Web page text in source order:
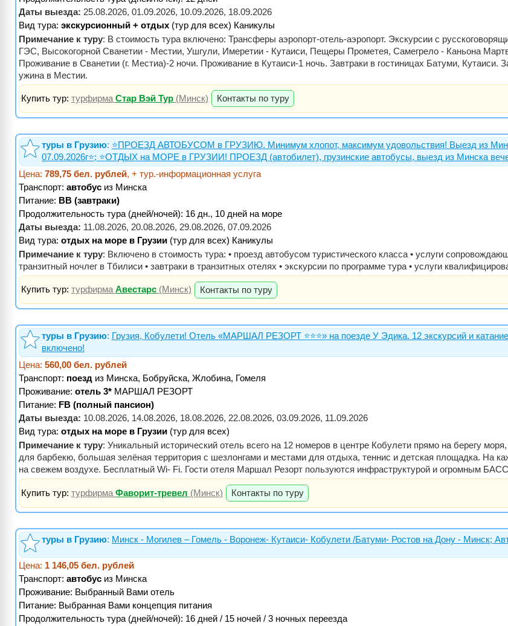
Даты выезда: 25.08.2026, 01.09.2026, 10.09.2026, 18.09.2026
Вид тура: экскурсионный + отдых (тур для всех) Каникулы
Примечание к туру: В стоимость тура включено: Трансферы аэропорт-отель-аэропорт. Экскурсии с
ГЭС, Высокогорной Сванетии - Местии, Ушгули, Имеретии - Кутаиси, Пещеры Прометея, Самегрело - Каньона
Проживание в Сванетии (г. Местиа)-2 ночи. Проживание в Кутаиси-1 ночь. Завтраки в гостиницах Батуми, Кутаиси.
ужина в Местии.
Купить тур: турфирмаСтар Вэй Тур(Минск) Контакты по туру
туры в Грузию: ⭐️ПРОЕЗД АВТОБУСОМ в ГРУЗИЮ. Минимум хлопот, максимум удовольствия! Выезд из
07.09.2026г⭐️; ⭐️ОТДЫХ на МОРЕ в ГРУЗИИ! ПРОЕЗД (автобилет), грузинские автобусы, выезд из Минска
Цена: 789,75 бел. рублей, + тур.-информационная услуга
Транспорт: автобус из Минска
Питание: BB (завтраки)
Продолжительность тура (дней/ночей): 16 дн., 10 дней на море
Даты выезда: 11.08.2026, 20.08.2026, 29.08.2026, 07.09.2026
Вид тура: отдых на море в Грузии (тур для всех) Каникулы
Примечание к туру: Включено в стоимость тура: • проезд автобусом туристического класса • услуги
транзитный ночлег в Тбилиси • завтраки в транзитных отелях • экскурсии по программе тура • услуги
Купить тур: турфирмаАвестарс(Минск) Контакты по туру
туры в Грузию: Грузия, Кобулети! Отель «МАРШАЛ РЕЗОРТ ⭐️⭐️⭐️» на поезде У Эдика. 12 экскурсий и
включено!
Цена: 560,00 бел. рублей
Транспорт: поезд из Минска, Бобруйска, Жлобина, Гомеля
Проживание: отель 3* МАРШАЛ РЕЗОРТ
Питание: FB (полный пансион)
Даты выезда: 10.08.2026, 14.08.2026, 18.08.2026, 22.08.2026, 03.09.2026, 11.09.2026
Вид тура: отдых на море в Грузии (тур для всех)
Примечание к туру: Уникальный исторический отель всего на 12 номеров в центре Кобулети прямо на берегу
для барбекю, большая зелёная территория с шезлонгами и местами для отдыха, теннис и детская площадка. На
на свежем воздухе. Бесплатный Wi- Fi. Гости отеля Маршал Резорт пользуются инфраструктурой и огромным
Купить тур: турфирма Фаворит-тревел (Минск) Контакты по туру
туры в Грузию: Минск - Могилев – Гомель - Воронеж- Кутаиси- Кобулети /Батуми- Ростов на Дону - Минск;
Цена: 1 146,05 бел. рублей
Транспорт: автобус из Минска
Проживание: Выбранный Вами отель
Питание: Выбранная Вами концепция питания
Продолжительность тура (дней/ночей): 16 дней / 15 ночей / 3 ночных переезда